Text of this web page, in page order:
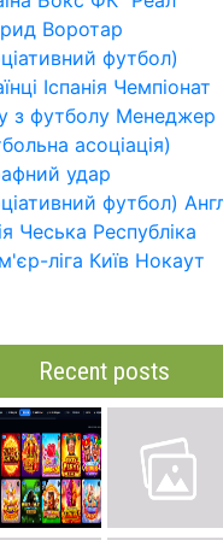
Воротар
футбол)
Іспанія Чемпіонат
з футболу Менеджер
асоціація)
удар
футбол)
Чеська Республіка
ліга Київ Нокаут
Recent posts